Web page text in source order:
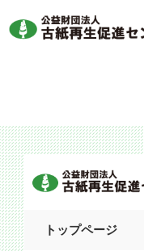
トップページ